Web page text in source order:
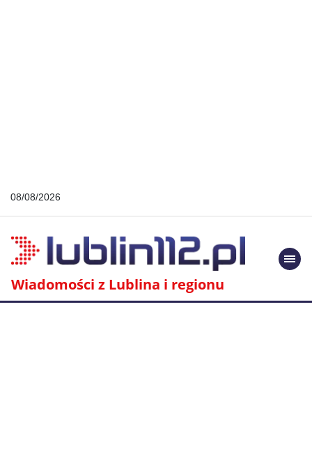
08/08/2026
Wiadomości z Lublina i regionu